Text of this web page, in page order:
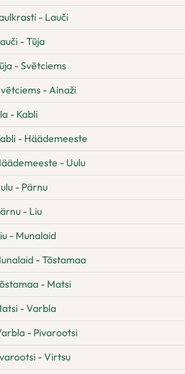
- Lauči
- Tūja
- Svētciems
- Ainaži
- Kabli
- Häädemeeste
- Uulu
- Pärnu
- Liu
- Munalaid
- Tõstamaa
- Matsi
- Varbla
- Pivarootsi
- Virtsu